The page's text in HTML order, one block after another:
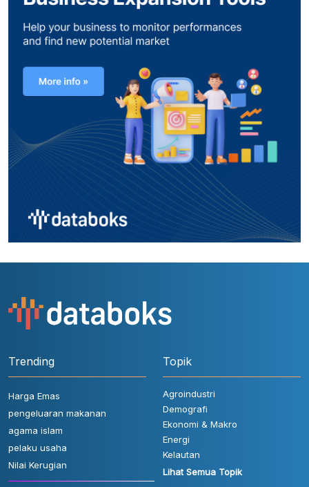
Trending
Harga Emas
pengeluaran makanan
agama islam
pelaku usaha
Nilai Kerugian
Topik
Agroindustri
Demografi
Ekonomi & Makro
Energi
Kelautan
Lihat Semua Topik